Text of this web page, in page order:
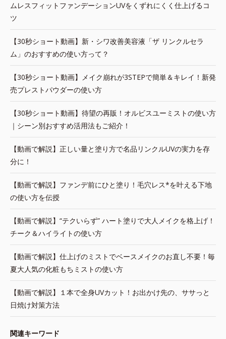
ムレスフィットファンデーションUVをくずれにくく仕上げるコ
ツ
【30秒ショート動画】新・シワ改善美容液「ザ リンクルセラ
ム」のおすすめの使い方って？
【30秒ショート動画】メイク崩れが3STEPで簡単＆キレイ！新発
売プレストパウダーの使い方
【30秒ショート動画】待望の再販！オルビスユーミストの使い方
｜シーン別おすすめ活用法もご紹介！
【動画で解説】正しい量と塗り方で名品リンクルUVの実力を存
分に！
【動画で解説】ファンデ前にひと塗り！毛穴レス*を叶える下地
の使い方を伝授
【動画で解説】“テクいらず” ハート塗りで大人メイクを格上げ！
チーク＆ハイライトの使い方
【動画で解説】仕上げのミストでベースメイクのお直し不要！毎
夏大人気の化粧もちミストの使い方
【動画で解説】１本で全身UVカット！お出かけ先の、ササっと
日焼け対策方法
関連キーワード